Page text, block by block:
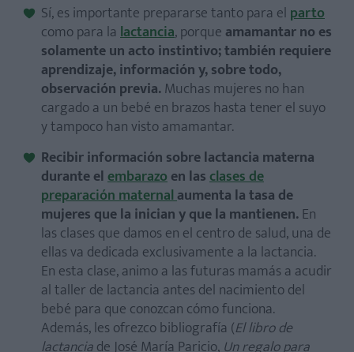
Sí, es importante prepararse tanto para el parto
como para la lactancia, porque amamantar no es
solamente un acto instintivo; también requiere
aprendizaje, información y, sobre todo,
observación previa.Muchas mujeres no han
cargado a un bebé en brazos hasta tener el suyo
y tampoco han visto amamantar.
Recibir información sobre lactancia materna
durante elembarazoen lasclases de
preparación maternalaumenta la tasa de
mujeres que la inician y que la mantienen.En
las clases que damos en el centro de salud, una de
ellas va dedicada exclusivamente a la lactancia.
En esta clase, animo a las futuras mamás a acudir
al taller de lactancia antes del nacimiento del
bebé para que conozcan cómo funciona.
Además, les ofrezco bibliografía (El libro de
lactanciade José María Paricio, Un regalo para